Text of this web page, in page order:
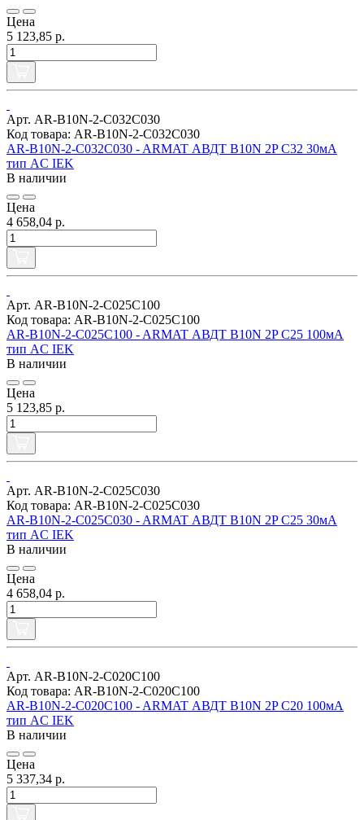
Цена
5 123,85 р.
Арт. AR-B10N-2-C032C030
Код товара: AR-B10N-2-C032C030
AR-B10N-2-C032C030 - ARMAT АВДТ B10N 2P C32 30мА
тип AC IEK
В наличии
Цена
4 658,04 р.
Арт. AR-B10N-2-C025C100
Код товара: AR-B10N-2-C025C100
AR-B10N-2-C025C100 - ARMAT АВДТ B10N 2P C25 100мА
тип AC IEK
В наличии
Цена
5 123,85 р.
Арт. AR-B10N-2-C025C030
Код товара: AR-B10N-2-C025C030
AR-B10N-2-C025C030 - ARMAT АВДТ B10N 2P C25 30мА
тип AC IEK
В наличии
Цена
4 658,04 р.
Арт. AR-B10N-2-C020C100
Код товара: AR-B10N-2-C020C100
AR-B10N-2-C020C100 - ARMAT АВДТ B10N 2P C20 100мА
тип AC IEK
В наличии
Цена
5 337,34 р.